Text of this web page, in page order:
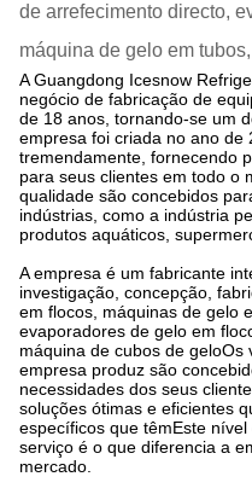
de arrefecimento directo,
máquina de gelo em
A Guangdong Icesnow
negócio de fabricação de
de 18 anos, tornando-se um
empresa foi criada no ano de
tremendamente, fornecendo
para seus clientes em todo o
qualidade são concebidos
indústrias, como a indústria
produtos aquáticos,
A empresa é um fabricante
investigação, concepção,
em flocos, máquinas de gelo
evaporadores de gelo em
máquina de cubos de
empresa produz são
necessidades dos seus
soluções ótimas e eficientes
específicos que têmEste
serviço é o que diferencia a
mercado.